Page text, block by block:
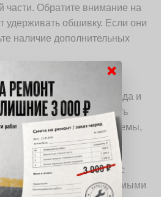
части. Обратите внимание на
удерживать обшивку. Если они
наличие дополнительных
освободится, аккуратно
не повредить провода и
внутри двери. Если есть
электрические разъемы,
и вы можете продолжить с
или другими необходимыми
×